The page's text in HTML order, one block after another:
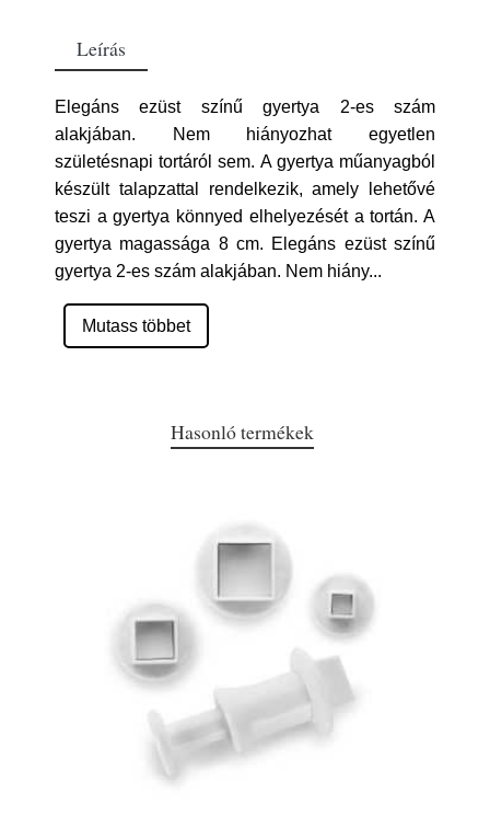
Leírás
Elegáns ezüst színű gyertya 2-es szám
alakjában. Nem hiányozhat egyetlen
születésnapi tortáról sem. A gyertya műanyagból
készült talapzattal rendelkezik, amely lehetővé
teszi a gyertya könnyed elhelyezését a tortán. A
gyertya magassága 8 cm. Elegáns ezüst színű
gyertya 2-es szám alakjában. Nem hiány...
Mutass többet
Hasonló termékek